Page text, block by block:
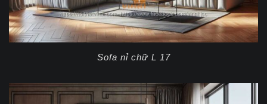
Sofa nỉ chữ L 17